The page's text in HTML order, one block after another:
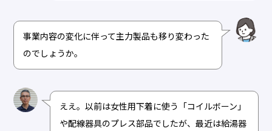
事業内容の変化に伴って主力製品も移り変わった
のでしょうか。
ええ。以前は女性用下着に使う「コイルボーン」
や配線器具のプレス部品でしたが、最近は給湯器